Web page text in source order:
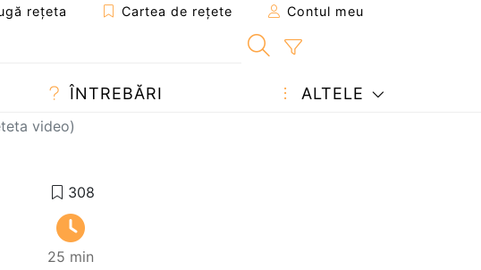
reţeta Cartea de rețete Contul meu
ÎNTREBĂRI ALTELE
video)
25 min